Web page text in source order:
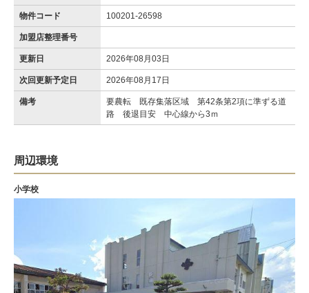
物件コード 100201-26598
加盟店整理番号
更新日 2026年08月03日
次回更新予定日 2026年08月17日
備考
要農転 既存集落区域 第42条第2項に準ずる道
路 後退目安 中心線から3ｍ
周辺環境
小学校